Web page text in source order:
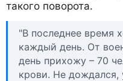
такого поворота.
"В последнее время
каждый день. От
день прихожу – 70
крови. Не дождался,